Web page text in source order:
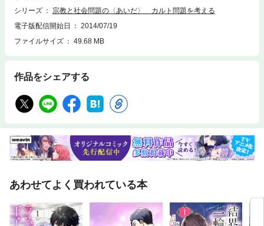
シリーズ
宗教と社会問題の〈あいだ〉 カルト問題を考える
電子版配信開始日
2014/07/19
ファイルサイズ
49.68 MB
作品をシェアする
あわせてよく買われている本